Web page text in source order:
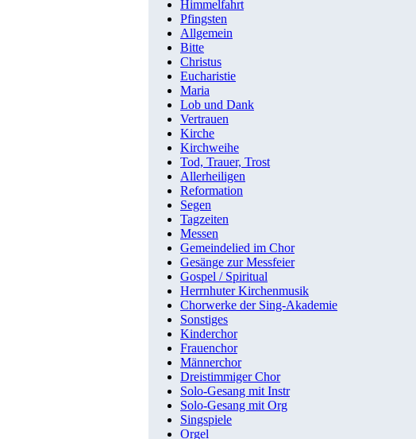
Himmelfahrt
Pfingsten
Allgemein
Bitte
Christus
Eucharistie
Maria
Lob und Dank
Vertrauen
Kirche
Kirchweihe
Tod, Trauer, Trost
Allerheiligen
Reformation
Segen
Tagzeiten
Messen
Gemeindelied im Chor
Gesänge zur Messfeier
Gospel / Spiritual
Herrnhuter Kirchenmusik
Chorwerke der Sing-Akademie
Sonstiges
Kinderchor
Frauenchor
Männerchor
Dreistimmiger Chor
Solo-Gesang mit Instr
Solo-Gesang mit Org
Singspiele
Orgel